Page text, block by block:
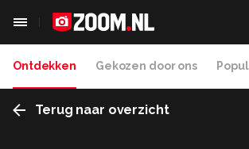
Ontdekken Gekozen door ons
Terug naar overzicht